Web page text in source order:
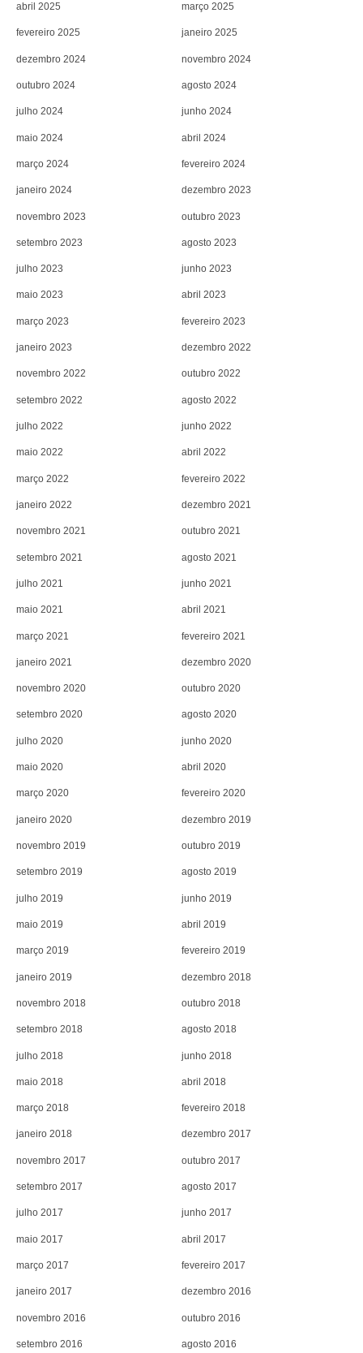
abril 2025 março 2025
fevereiro 2025 janeiro 2025
dezembro 2024 novembro 2024
outubro 2024 agosto 2024
julho 2024 junho 2024
maio 2024 abril 2024
março 2024 fevereiro 2024
janeiro 2024 dezembro 2023
novembro 2023 outubro 2023
setembro 2023 agosto 2023
julho 2023 junho 2023
maio 2023 abril 2023
março 2023 fevereiro 2023
janeiro 2023 dezembro 2022
novembro 2022 outubro 2022
setembro 2022 agosto 2022
julho 2022 junho 2022
maio 2022 abril 2022
março 2022 fevereiro 2022
janeiro 2022 dezembro 2021
novembro 2021 outubro 2021
setembro 2021 agosto 2021
julho 2021 junho 2021
maio 2021 abril 2021
março 2021 fevereiro 2021
janeiro 2021 dezembro 2020
novembro 2020 outubro 2020
setembro 2020 agosto 2020
julho 2020 junho 2020
maio 2020 abril 2020
março 2020 fevereiro 2020
janeiro 2020 dezembro 2019
novembro 2019 outubro 2019
setembro 2019 agosto 2019
julho 2019 junho 2019
maio 2019 abril 2019
março 2019 fevereiro 2019
janeiro 2019 dezembro 2018
novembro 2018 outubro 2018
setembro 2018 agosto 2018
julho 2018 junho 2018
maio 2018 abril 2018
março 2018 fevereiro 2018
janeiro 2018 dezembro 2017
novembro 2017 outubro 2017
setembro 2017 agosto 2017
julho 2017 junho 2017
maio 2017 abril 2017
março 2017 fevereiro 2017
janeiro 2017 dezembro 2016
novembro 2016 outubro 2016
setembro 2016 agosto 2016